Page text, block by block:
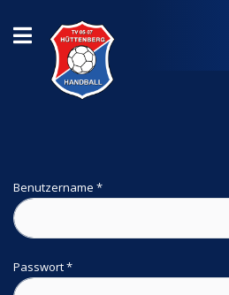
Benutzername *
Passwort*